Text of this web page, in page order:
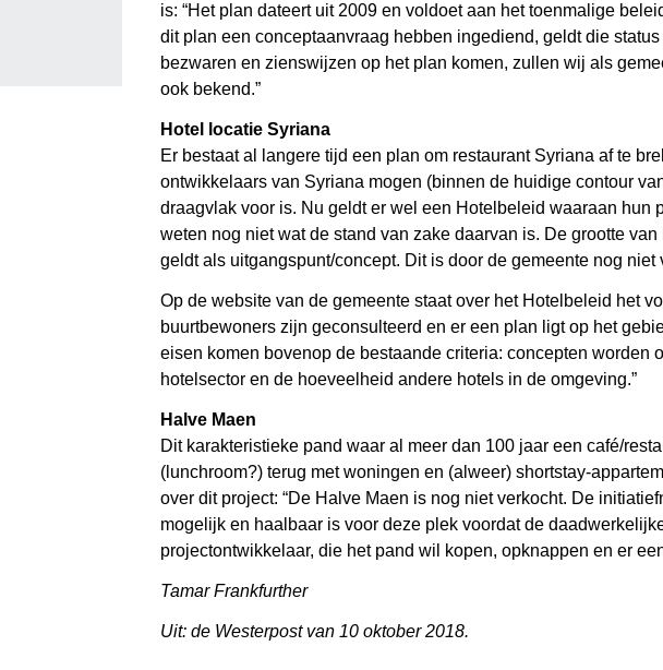
is: “Het plan dateert uit 2009 en voldoet aan het toenmalige
dit plan een conceptaanvraag hebben ingediend, geldt die
bezwaren en zienswijzen op het plan komen, zullen wij als
ook bekend.”
Hotel locatie Syriana
Er bestaat al langere tijd een plan om restaurant Syriana af te
ontwikkelaars van Syriana mogen (binnen de huidige contour
draagvlak voor is. Nu geldt er wel een Hotelbeleid waaraan
weten nog niet wat de stand van zake daarvan is. De grootte
geldt als uitgangspunt/concept. Dit is door de gemeente nog niet
Op de website van de gemeente staat over het Hotelbeleid het
buurtbewoners zijn geconsulteerd en er een plan ligt op het
eisen komen bovenop de bestaande criteria: concepten
hotelsector en de hoeveelheid andere hotels in de omgeving.”
Halve Maen
Dit karakteristieke pand waar al meer dan 100 jaar een café/
(lunchroom?) terug met woningen en (alweer) shortstay-
over dit project: “De Halve Maen is nog niet verkocht. De
mogelijk en haalbaar is voor deze plek voordat de
projectontwikkelaar, die het pand wil kopen, opknappen en er
Tamar Frankfurther
Uit: de Westerpost van 10 oktober 2018.